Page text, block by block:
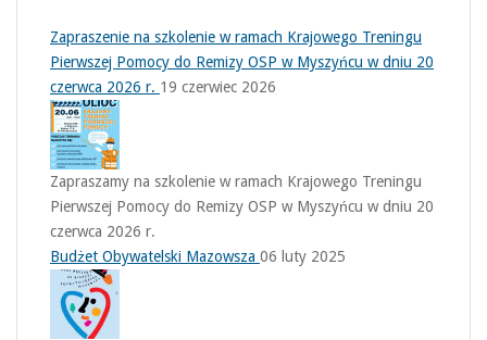
Zapraszenie na szkolenie w ramach Krajowego Treningu
Pierwszej Pomocy do Remizy OSP w Myszyńcu w dniu 20
czerwca 2026 r. 19 czerwiec 2026
Zapraszamy na szkolenie w ramach Krajowego Treningu
Pierwszej Pomocy do Remizy OSP w Myszyńcu w dniu 20
czerwca 2026 r.
Budżet Obywatelski Mazowsza 06 luty 2025